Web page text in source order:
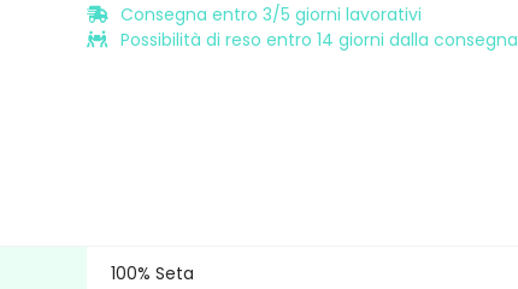
Consegna entro 3/5 giorni lavorativi
Possibilità di reso entro 14 giorni dalla consegna
100% Seta